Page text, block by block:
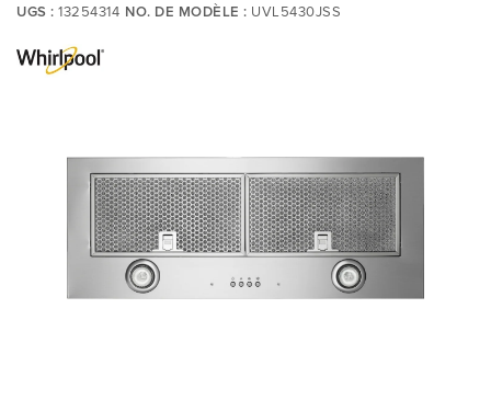
UGS : 13254314 NO. DE MODÈLE : UVL5430JSS